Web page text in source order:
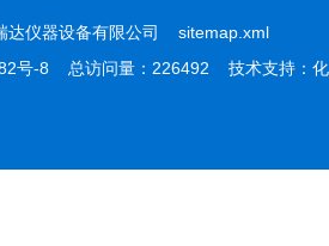
达仪器设备有限公司 sitemap.xml
号-8 总访问量：226492 技术支持： 化